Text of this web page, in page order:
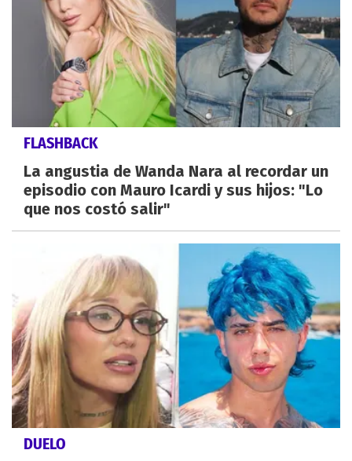
FLASHBACK
La angustia de Wanda Nara al recordar un
episodio con Mauro Icardi y sus hijos: "Lo
que nos costó salir"
DUELO